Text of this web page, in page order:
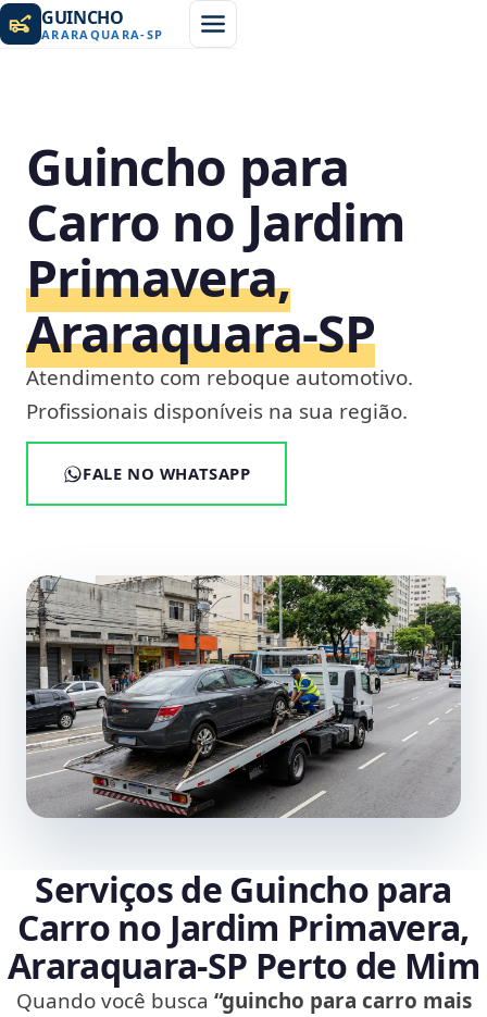
GUINCHO
ARARAQUARA-SP
Guincho para
Carro no Jardim
Primavera,
Araraquara‑SP
Atendimento com reboque automotivo.
Profissionais disponíveis na sua região.
FALE NO WHATSAPP
Serviços de Guincho para
Carro no Jardim Primavera,
Araraquara‑SP Perto de Mim
Quando você busca “guincho para carro mais